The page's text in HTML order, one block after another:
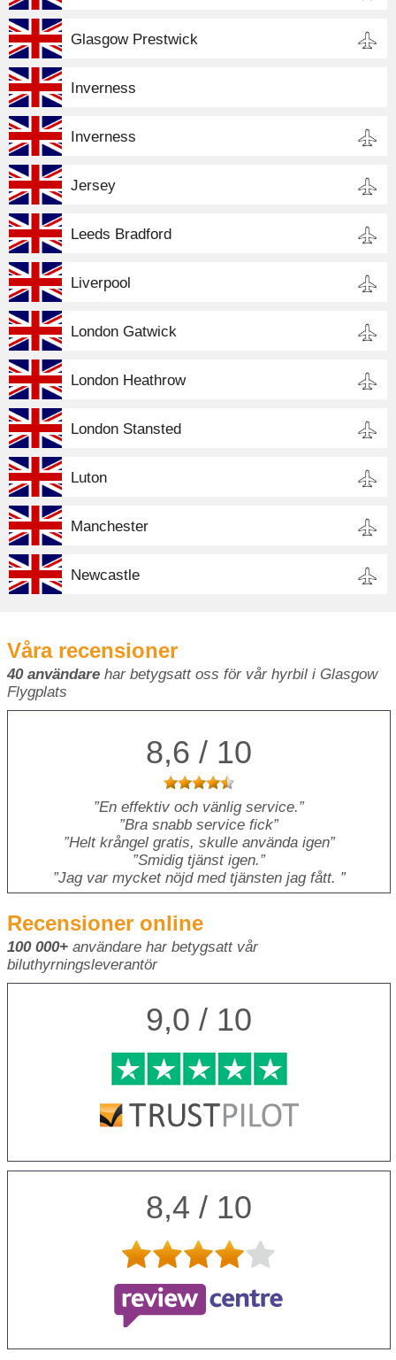
Glasgow Prestwick
Inverness
Inverness
Jersey
Leeds Bradford
Liverpool
London Gatwick
London Heathrow
London Stansted
Luton
Manchester
Newcastle
Våra recensioner
40 användare har betygsatt oss för vår hyrbil i Glasgow
Flygplats
8,6 / 10
En effektiv och vänlig service.
Bra snabb service fick
Helt krångel gratis, skulle använda igen
Smidig tjänst igen.
Jag var mycket nöjd med tjänsten jag fått.
Recensioner online
100 000+ användare har betygsatt vår
biluthyrningsleverantör
9,0 / 10
8,4 / 10